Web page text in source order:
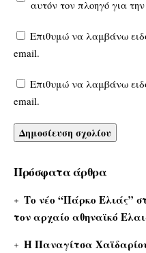
αυτόν τον πλοηγό για
Επιθυμώ να λαμβάνω
email.
Επιθυμώ να λαμβάνω
email.
Πρόσφατα άρθρα
Το νέο “Πάρκο Ελιάς”
τον αρχαίο αθηναϊκό
Η Παναγίτσα